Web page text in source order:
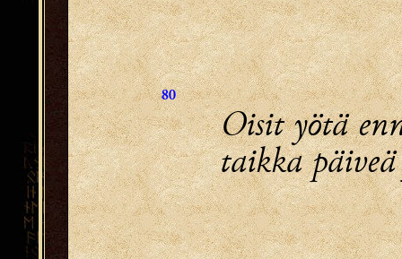
80
Oisit yötä
taikka